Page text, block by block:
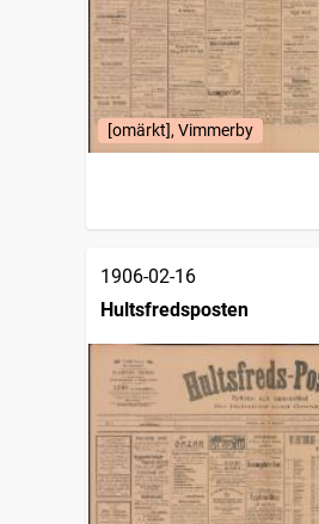
[omärkt], Vimmerby
1906-02-16
Hultsfredsposten